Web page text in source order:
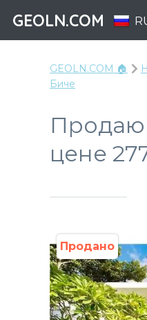
GEOLN.COM
GEOLN.COM 🏠
Биче
цене
Продано